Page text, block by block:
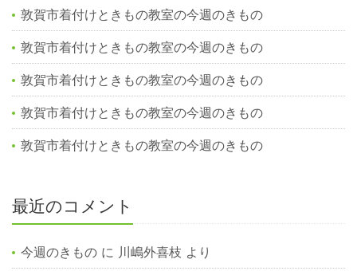
敦賀市着付けときもの教室の今週のきもの
敦賀市着付けときもの教室の今週のきもの
敦賀市着付けときもの教室の今週のきもの
敦賀市着付けときもの教室の今週のきもの
敦賀市着付けときもの教室の今週のきもの
最近のコメント
今週のきもの に 川嶋外喜枝 より